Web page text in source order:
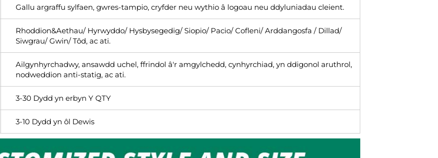
Gallu argraffu sylfaen, gwres-tampio, cryfder neu wythio â logoau neu ddyluniadau cleient.
Rhoddion&Aethau/ Hyrwyddo/ Hysbysegedig/ Siopio/ Pacio/ Cofleni/ Arddangosfa / Dillad/
Siwgrau/ Gwin/ Tôd, ac ati.
Ailgynhyrchadwy, ansawdd uchel, ffrindol â'r amgylchedd, cynhyrchiad, yn ddigonol aruthrol,
nodweddion anti-statig, ac ati.
3-30 Dydd yn erbyn Y QTY
3-10 Dydd yn ôl Dewis